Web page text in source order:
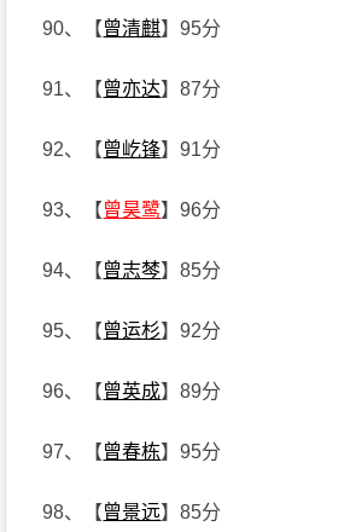
90、【曾清麒】95分
91、【曾亦达】87分
92、【曾屹锋】91分
93、【曾昊鹭】96分
94、【曾志棽】85分
95、【曾运杉】92分
96、【曾英成】89分
97、【曾春栋】95分
98、【曾景远】85分